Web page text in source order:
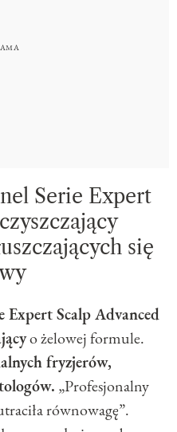
Serie Expert
się
Expert Scalp Advanced
o żelowej formule.
fryzjerów,
„Profesjonalny
równowagę”.